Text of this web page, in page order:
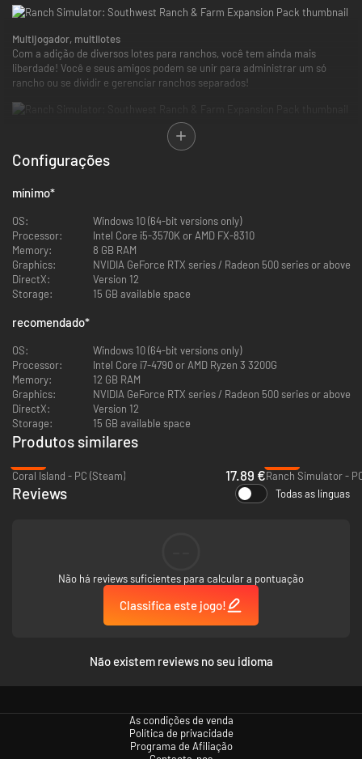
Multijogador, multilotes
Com a adição de diversos lotes para ranchos, você tem ainda mais
liberdade! Você e seus amigos podem se unir para administrar um só
rancho ou se dividir e gerenciar ranchos separados!
Um novo empreendimento no rancho
Se você já dominou a propriedade original e está em busca de um novo
desafio de velho oeste, prepare-se para essa nova jornada no sudoeste!
pouco de dinheiro, escolha seu lote e mãos à obra! Construa currais e
carne e queijo, cultive, colha e venda produtos agrícolas para
transformar seu pequeno rancho em um império próspero!
Novo mapa, veículos, predadores e missões!
além de seis veículos novos (perua, caminhão, van, caminhonete, carro
caçador.
Explore o sudoeste para quem sabe encontrar uma missão secreta...
Configurações
mínimo*
OS:
Windows 10 (64-bit versions only)
Processor:
Intel Core i5-3570K or AMD FX-8310
Memory:
8 GB RAM
Graphics:
NVIDIA GeForce RTX series / Radeon 500 series or above
DirectX:
Version 12
Storage:
15 GB available space
recomendado*
OS:
Windows 10 (64-bit versions only)
Processor:
Intel Core i7-4790 or AMD Ryzen 3 3200G
Memory:
12 GB RAM
Graphics:
NVIDIA GeForce RTX series / Radeon 500 series or above
DirectX:
Version 12
Storage:
15 GB available space
Produtos similares
Coral Island - PC (Steam)
17.89 €Ranch Simulator -
Reviews Todas as línguas
Não há reviews suficientes para calcular a pontuação
Classifica este jogo!
Não existem reviews no seu idioma
As condições de venda
Política de privacidade
Programa de Afiliação